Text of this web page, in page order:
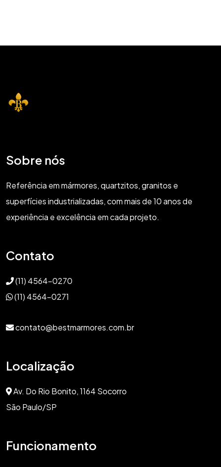
Sobre nós
Referência em mármores, quartzitos, granitos e
superfícies industrializadas, com mais de 10 anos de
experiência e excelência em cada projeto.
Contato
(11) 4564-0270
(11) 4564-0271
contato@bestmarmores.com.br
Localização
Av. Do Rio Bonito, 1164 Socorro
São Paulo/SP
Funcionamento